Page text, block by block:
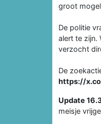
groot
De politie
alert te zijn.
verzocht
De
https://
Update
meisje